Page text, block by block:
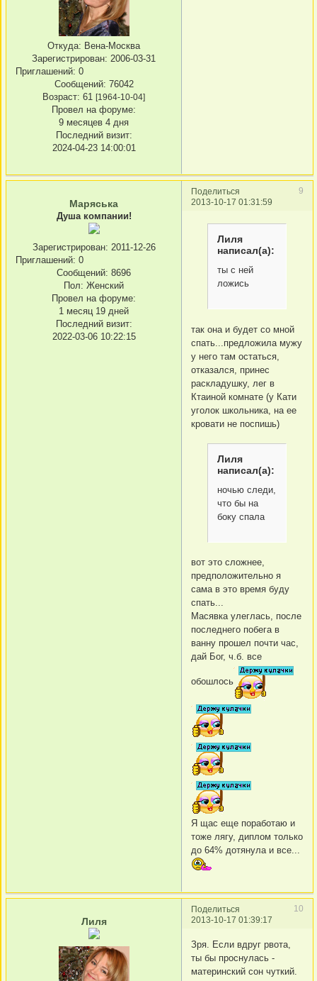
Откуда: Вена-Москва
Зарегистрирован: 2006-03-31
Приглашений: 0
Сообщений: 76042
Возраст: 61 [1964-10-04]
Провел на форуме:
9 месяцев 4 дня
Последний визит:
2024-04-23 14:00:01
Поделиться
9
2013-10-17 01:31:59
Маряська
Душа компании!
Зарегистрирован: 2011-12-26
Приглашений: 0
Сообщений: 8696
Пол: Женский
Провел на форуме:
1 месяц 19 дней
Последний визит:
2022-03-06 10:22:15
Лиля
написал(а):
ты с ней
ложись
так она и будет со мной
спать...предложила мужу
у него там остаться,
отказался, принес
раскладушку, лег в
Ктаиной комнате (у Кати
уголок школьника, на ее
кровати не поспишь)
Лиля
написал(а):
ночью следи,
что бы на
боку спала
вот это сложнее,
предположительно я
сама в это время буду
спать...
Масявка улеглась, после
последнего побега в
ванну прошел почти час,
дай Бог, ч.б. все
обошлось
Я щас еще поработаю и
тоже лягу, диплом только
до 64% дотянула и все...
Поделиться
10
2013-10-17 01:39:17
Лиля
Зря. Если вдруг рвота,
ты бы проснулась -
материнский сон чуткий.